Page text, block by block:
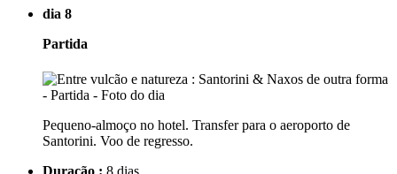
dia 8
Partida
Pequeno-almoço no hotel. Transfer para o aeroporto de
Santorini. Voo de regresso.
Duração : 8 dias